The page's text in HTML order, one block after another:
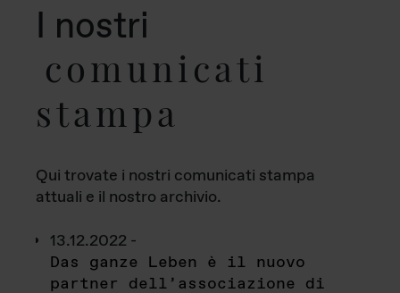
I nostri
comunicati
stampa
Qui trovate i nostri comunicati stampa
attuali e il nostro archivio.
13.12.2022 -
Das ganze Leben è il nuovo
partner dell’associazione di